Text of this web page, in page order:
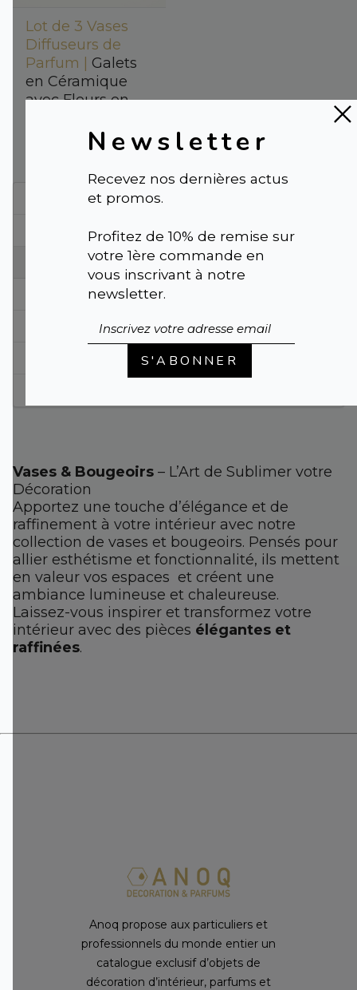
Newsletter
Recevez nos dernières actus
et promos.
Profitez de 10% de remise sur
votre 1ère commande en
vous inscrivant à notre
newsletter.
S'ABONNER
Lot de 3 Vases
Diffuseurs de
Parfum | Galets
en Céramique
avec Fleurs en
← Précédent
Vases & Bougeoirs – L’Art de Sublimer votre
Décoration
Apportez une touche d’élégance et de
raffinement à votre intérieur avec notre
collection de vases et bougeoirs. Pensés pour
allier esthétisme et fonctionnalité, ils mettent
en valeur vos espaces et créent une
ambiance lumineuse et chaleureuse.
Laissez-vous inspirer et transformez votre
intérieur avec des pièces élégantes et
raffinées.
Anoq propose aux particuliers et
professionnels du monde entier un
catalogue exclusif d’objets de
décoration d’intérieur, parfums et